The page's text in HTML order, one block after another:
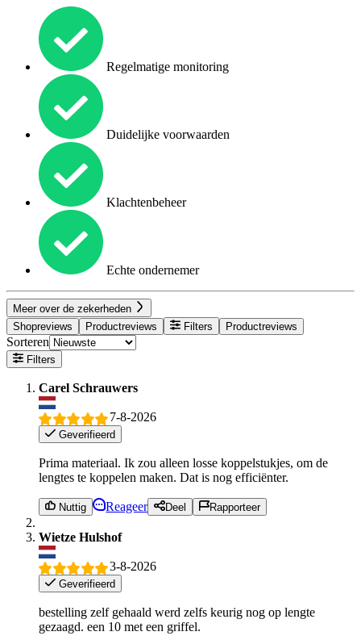
Regelmatige monitoring
Duidelijke voorwaarden
Klachtenbeheer
Echte ondernemer
Meer over de zekerheden
Shopreviews
Productreviews Filters Productreviews
Sorteren
Filters
Carel Schrauwers
7-8-2026
Geverifieerd
Prima materiaal. Ik zou alleen losse koppelstukjes, om de
lengtes te koppelen maken. Dat is nog efficiënter.
Nuttig Reageer Deel Rapporteer
Wietze Hulshof
3-8-2026
Geverifieerd
bestelling zelf gehaald werd zelfs keurig nog op lengte
gezaagd. een 10 met een griffel.